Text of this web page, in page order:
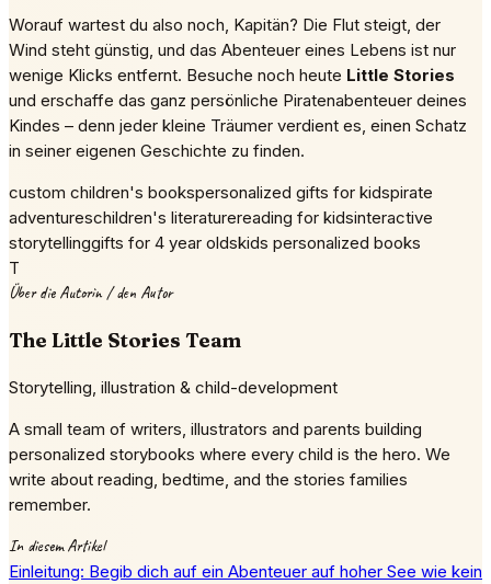
Worauf wartest du also noch, Kapitän? Die Flut steigt, der
Wind steht günstig, und das Abenteuer eines Lebens ist nur
wenige Klicks entfernt. Besuche noch heute Little Stories
und erschaffe das ganz persönliche Piratenabenteuer deines
Kindes – denn jeder kleine Träumer verdient es, einen Schatz
in seiner eigenen Geschichte zu finden.
custom children's bookspersonalized gifts for kidspirate
adventureschildren's literaturereading for kidsinteractive
storytellinggifts for 4 year oldskids personalized books
T
Über die Autorin / den Autor
The Little Stories Team
Storytelling, illustration & child-development
A small team of writers, illustrators and parents building
personalized storybooks where every child is the hero. We
write about reading, bedtime, and the stories families
remember.
In diesem Artikel
Einleitung: Begib dich auf ein Abenteuer auf hoher See wie kein